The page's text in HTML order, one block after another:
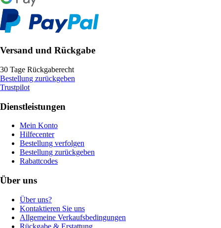
Versand und Rückgabe
30 Tage Rückgaberecht
Bestellung zurückgeben
Trustpilot
Dienstleistungen
Mein Konto
Hilfecenter
Bestellung verfolgen
Bestellung zurückgeben
Rabattcodes
Über uns
Über uns?
Kontaktieren Sie uns
Allgemeine Verkaufsbedingungen
Rückgabe & Erstattung